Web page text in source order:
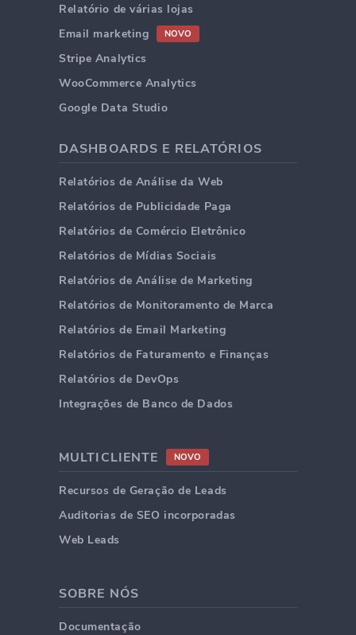
Relatório de várias lojas
Email marketing
NOVO
Stripe Analytics
WooCommerce Analytics
Google Data Studio
DASHBOARDS E RELATÓRIOS
Relatórios de Análise da Web
Relatórios de Publicidade Paga
Relatórios de Comércio Eletrônico
Relatórios de Mídias Sociais
Relatórios de Análise de Marketing
Relatórios de Monitoramento de Marca
Relatórios de Email Marketing
Relatórios de Faturamento e Finanças
Relatórios de DevOps
Integrações de Banco de Dados
MULTICLIENTE NOVO
Recursos de Geração de Leads
Auditorias de SEO incorporadas
Web Leads
SOBRE NÓS
Documentação